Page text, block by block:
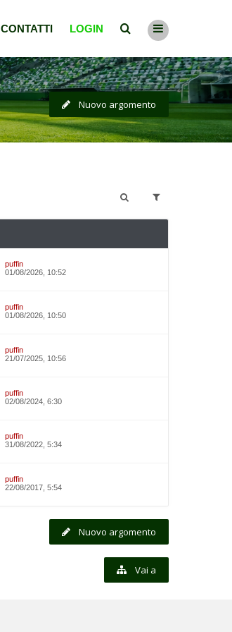
CONTATTI LOGIN
Nuovo argomento
puffin
01/08/2026, 10:52
puffin
01/08/2026, 10:50
puffin
21/07/2025, 10:56
puffin
02/08/2024, 6:30
puffin
31/08/2022, 5:34
puffin
22/08/2017, 5:54
Nuovo argomento
Vai a